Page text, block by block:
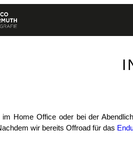
Home Office oder bei der
wir bereits Offroad für das En